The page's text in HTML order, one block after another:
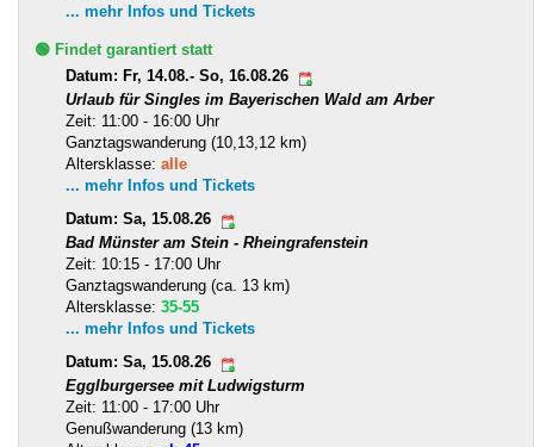
... mehr Infos und Tickets
🟢 Findet garantiert statt
Datum: Fr, 14.08.- So, 16.08.26
Urlaub für Singles im Bayerischen Wald am Arber
Zeit: 11:00 - 16:00 Uhr
Ganztagswanderung (10,13,12 km)
Altersklasse: alle
... mehr Infos und Tickets
Datum: Sa, 15.08.26
Bad Münster am Stein - Rheingrafenstein
Zeit: 10:15 - 17:00 Uhr
Ganztagswanderung (ca. 13 km)
Altersklasse: 35-55
... mehr Infos und Tickets
Datum: Sa, 15.08.26
Egglburgersee mit Ludwigsturm
Zeit: 11:00 - 17:00 Uhr
Genußwanderung (13 km)